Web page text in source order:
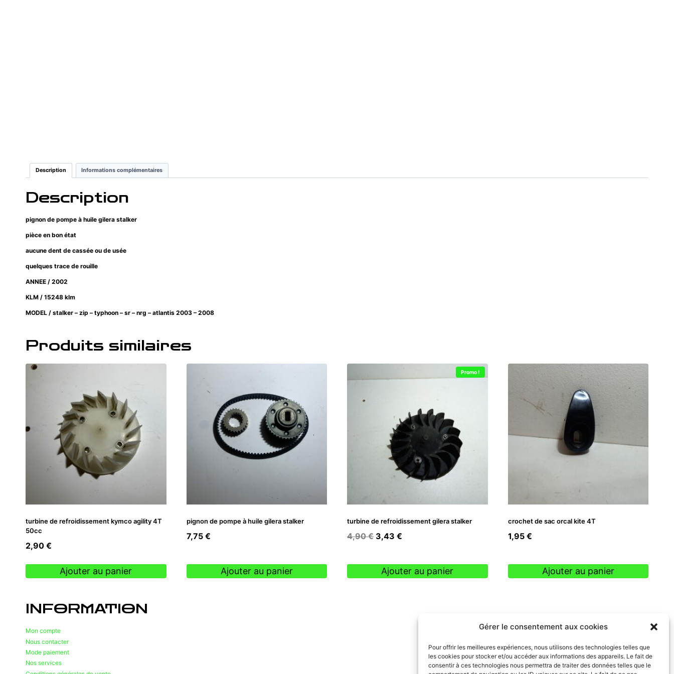
Gérer le consentement aux cookies
Pour offrir les meilleures expériences, nous utilisons des technologies telles que
les cookies pour stocker et/ou accéder aux informations des appareils. Le fait de
consentir à ces technologies nous permettra de traiter des données telles que le
Description Informations complémentaires
Description
pignon de pompe à huile gilera stalker
pièce en bon état
aucune dent de cassée ou de usée
quelques trace de rouille
ANNEE / 2002
KLM / 15248 klm
MODEL / stalker – zip – typhoon – sr – nrg – atlantis 2003 – 2008
Produits similaires
turbine de refroidissement kymco agility 4T
50cc
2,90 €
Ajouter au panier
pignon de pompe à huile gilera stalker
7,75 €
Ajouter au panier
Promo !
turbine de refroidissement gilera stalker
4,90€ Le
était :
3,43 €
est :
Ajouter au panier
crochet de sac orcal kite 4T
1,95 €
Ajouter au panier
INFORMATION
Mon compte
Nous contacter
Mode paiement
Nos services